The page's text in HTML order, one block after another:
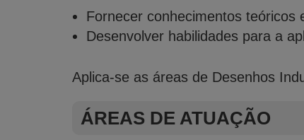
Fornecer conhecimentos teóricos
Desenvolver habilidades para a
Aplica-se as áreas de Desenhos
ÁREAS DE ATUAÇÃO